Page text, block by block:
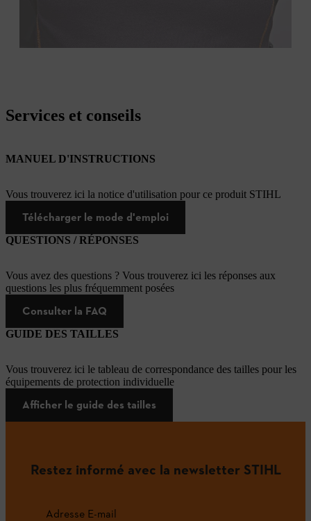
Services et conseils
MANUEL D'INSTRUCTIONS
Vous trouverez ici la notice d'utilisation pour ce produit STIHL
Télécharger le mode d'emploi
QUESTIONS / RÉPONSES
Vous avez des questions ? Vous trouverez ici les réponses aux
questions les plus fréquemment posées
Consulter la FAQ
GUIDE DES TAILLES
Vous trouverez ici le tableau de correspondance des tailles pour les
équipements de protection individuelle
Afficher le guide des tailles
Restez informé avec la newsletter STIHL
Adresse E-mail